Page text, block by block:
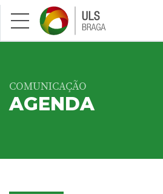
Saltar para conteúdo principal
COMUNICAÇÃO
AGENDA